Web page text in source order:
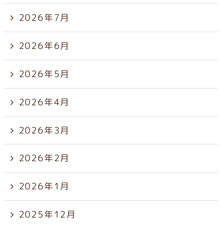
2026年7月
2026年6月
2026年5月
2026年4月
2026年3月
2026年2月
2026年1月
2025年12月